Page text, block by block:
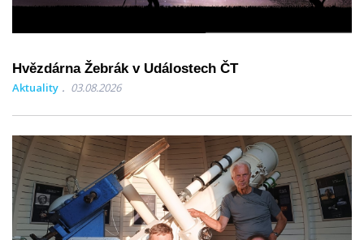
Hvězdárna Žebrák v Událostech ČT
Aktuality 03.08.2026